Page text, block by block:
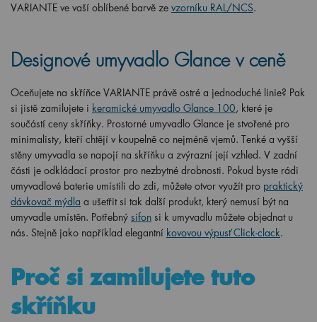
VARIANTE ve vaší oblíbené barvě ze vzorníku RAL/NCS.
Designové umyvadlo Glance v ceně
Oceňujete na skříňce VARIANTE právě ostré a jednoduché linie? Pak
si jistě zamilujete i keramické umyvadlo Glance 100, které je
součástí ceny skříňky. Prostorné umyvadlo Glance je stvořené pro
minimalisty, kteří chtějí v koupelně co nejméně vjemů. Tenké a vyšší
stěny umyvadla se napojí na skříňku a zvýrazní její vzhled. V zadní
části je odkládací prostor pro nezbytné drobnosti. Pokud byste rádi
umyvadlové baterie umístili do zdi, můžete otvor využít pro praktický
dávkovač mýdla a ušetřit si tak další produkt, který nemusí být na
umyvadle umístěn. Potřebný sifon si k umyvadlu můžete objednat u
nás. Stejně jako například elegantní kovovou výpusť Click-clack.
Proč si zamilujete tuto
skříňku